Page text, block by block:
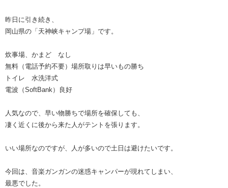
昨日に引き続き、
岡山県の「天神峡キャンプ場」です。
炊事場、かまど なし
無料（電話予約不要）場所取りは早いもの勝ち
トイレ 水洗洋式
電波（SoftBank）良好
人気なので、早い物勝ちで場所を確保しても、
凄く近くに後から来た人がテントを張ります。
いい場所なのですが、人が多いので土日は避けたいです。
今回は、音楽ガンガンの迷惑キャンパーが現れてしまい、
最悪でした。